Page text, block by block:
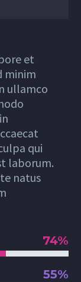
et
minim
ullamco
qui
laborum.
natus
74%
55%